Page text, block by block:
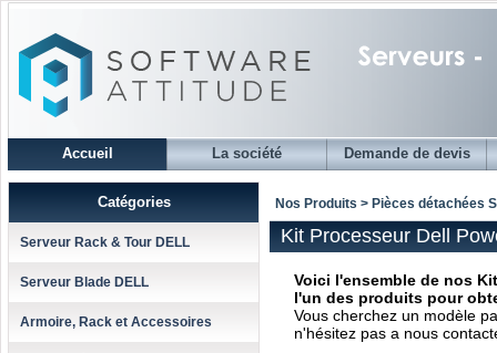
Accueil La société Demande de devis
Catégories
Serveur Rack & Tour DELL
Serveur Blade DELL
Armoire, Rack et Accessoires
Nos Produits > Pièces détachées
Kit Processeur Dell
Voici l'ensemble de nos
l'un des produits pour
Vous cherchez un modèle
n'hésitez pas a nous